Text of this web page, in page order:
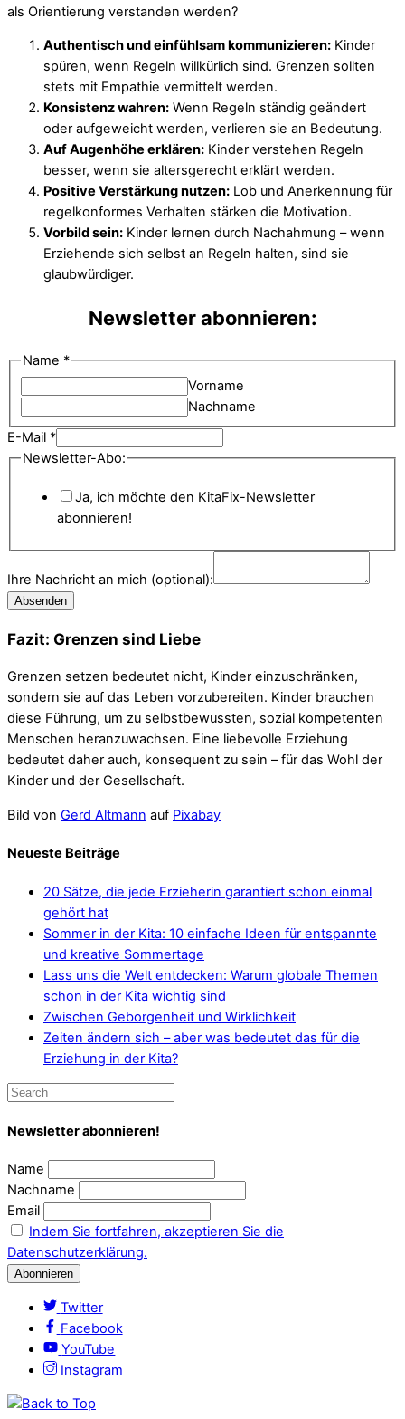
als Orientierung verstanden werden?
Authentisch und einfühlsam kommunizieren: Kinder
spüren, wenn Regeln willkürlich sind. Grenzen sollten
stets mit Empathie vermittelt werden.
Konsistenz wahren: Wenn Regeln ständig geändert
oder aufgeweicht werden, verlieren sie an Bedeutung.
Auf Augenhöhe erklären: Kinder verstehen Regeln
besser, wenn sie altersgerecht erklärt werden.
Positive Verstärkung nutzen: Lob und Anerkennung für
regelkonformes Verhalten stärken die Motivation.
Vorbild sein: Kinder lernen durch Nachahmung – wenn
Erziehende sich selbst an Regeln halten, sind sie
glaubwürdiger.
Newsletter abonnieren:
Name *
Vorname
Nachname
E-Mail *
Newsletter-Abo:
Ja, ich möchte den KitaFix-Newsletter
abonnieren!
Ihre Nachricht an mich (optional):
Absenden
Fazit: Grenzen sind Liebe
Grenzen setzen bedeutet nicht, Kinder einzuschränken,
sondern sie auf das Leben vorzubereiten. Kinder brauchen
diese Führung, um zu selbstbewussten, sozial kompetenten
Menschen heranzuwachsen. Eine liebevolle Erziehung
bedeutet daher auch, konsequent zu sein – für das Wohl der
Kinder und der Gesellschaft.
Bild von Gerd Altmann auf Pixabay
Neueste Beiträge
20 Sätze, die jede Erzieherin garantiert schon einmal
gehört hat
Sommer in der Kita: 10 einfache Ideen für entspannte
und kreative Sommertage
Lass uns die Welt entdecken: Warum globale Themen
schon in der Kita wichtig sind
Zwischen Geborgenheit und Wirklichkeit
Zeiten ändern sich – aber was bedeutet das für die
Erziehung in der Kita?
Newsletter abonnieren!
Name
Nachname
Email
Indem Sie fortfahren, akzeptieren Sie die
Datenschutzerklärung.
Twitter
Facebook
YouTube
Instagram